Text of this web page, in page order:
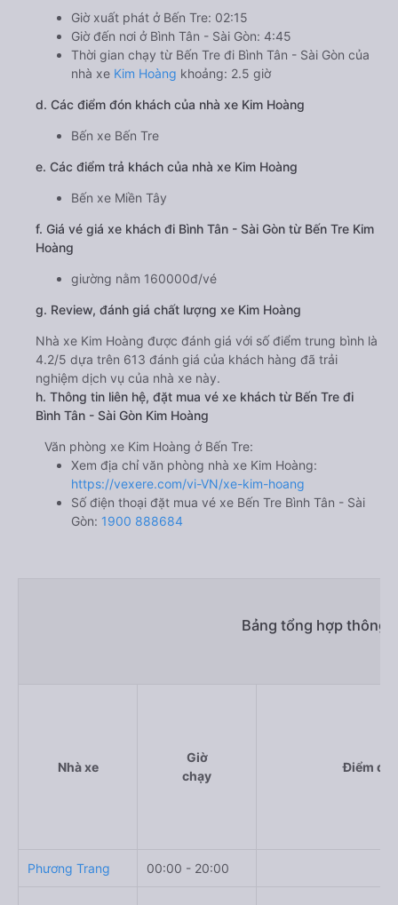
Giờ xuất phát ở Bến Tre: 02:15
Giờ đến nơi ở Bình Tân - Sài Gòn: 4:45
Thời gian chạy từ Bến Tre đi Bình Tân - Sài Gòn của
nhà xe Kim Hoàng khoảng: 2.5 giờ
d. Các điểm đón khách của nhà xe Kim Hoàng
Bến xe Bến Tre
e. Các điểm trả khách của nhà xe Kim Hoàng
Bến xe Miền Tây
f. Giá vé giá xe khách đi Bình Tân - Sài Gòn từ Bến Tre Kim
Hoàng
giường nằm 160000đ/vé
g. Review, đánh giá chất lượng xe Kim Hoàng
Nhà xe Kim Hoàng được đánh giá với số điểm trung bình là
4.2/5 dựa trên 613 đánh giá của khách hàng đã trải
nghiệm dịch vụ của nhà xe này.
h. Thông tin liên hệ, đặt mua vé xe khách từ Bến Tre đi
Bình Tân - Sài Gòn Kim Hoàng
Văn phòng xe Kim Hoàng ở Bến Tre:
Xem địa chỉ văn phòng nhà xe Kim Hoàng:
https://vexere.com/vi-VN/xe-kim-hoang
Số điện thoại đặt mua vé xe Bến Tre Bình Tân - Sài
Gòn: 1900 888684
Bảng tổng hợp thông
Nhà xe
Giờ
chạy
Điểm đi
Phương Trang 00:00 - 20:00